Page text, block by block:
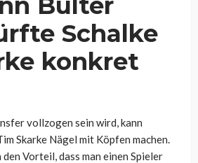
Schalke
konkret
vollzogen sein wird, kann
Skarke Nägel mit Köpfen machen.
Vorteil, dass man einen Spieler